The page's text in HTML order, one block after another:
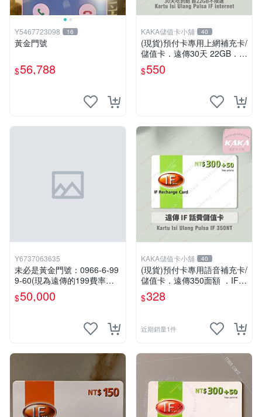
Y5467723098 16
黃金門號
$56,788
KAKA儲值卡小舖 40
(現貨)預付卡專用上網補充卡/
儲值卡．遠傳30天 22GB．上
網吃到飽．IF499．遠傳外籍
可儲 [KAKA儲值卡小舖]
$550
Y6737063635
未必是黃金門號：0966-6-99
9-60(現為遠傳的199費率門
號，屆時將以無約狀態過
戶)。
$50,000
KAKA儲值卡小舖 40
(現貨)預付卡專用語音補充卡/
儲值卡．遠傳350面額 ．IF 3
50 [KAKA儲值卡小舖]
$328
近期銷量1件